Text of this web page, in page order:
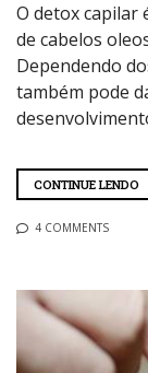
O detox capilar
de cabelos
Dependendo
também pode
CONTINUE LENDO
4 COMMENTS